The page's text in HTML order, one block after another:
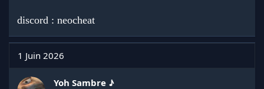
discord : neocheat
1 Juin 2026
Yoh Sambre ♪